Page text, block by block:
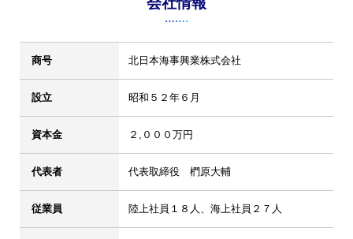
商号 北日本海事興業株式会社
設立 昭和５２年６月
資本金 ２,０００万円
代表者 代表取締役 椚原大輔
従業員 陸上社員１８人、海上社員２７人